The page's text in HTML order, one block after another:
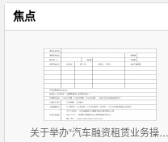
焦点
关于举办“汽车融资租赁业务操作流程、风险控制与 租